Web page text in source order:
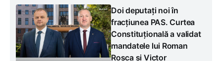
Doi deputați noi în
fracțiunea PAS. Curtea
Constituțională a validat
mandatele lui Roman
Roșca și Victor